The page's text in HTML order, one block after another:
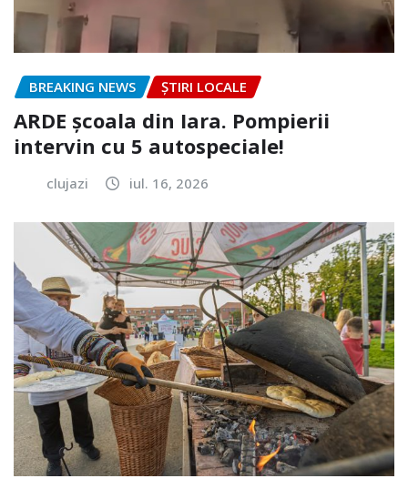
BREAKING NEWS ȘTIRI LOCALE
ARDE școala din Iara. Pompierii
intervin cu 5 autospeciale!
clujazi iul. 16, 2026